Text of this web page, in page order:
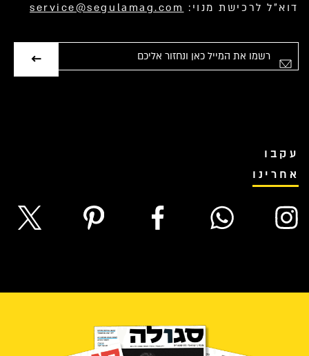
דוא”ל לרכישת מנוי: service@segulamag.com
עקבו
אחרינו